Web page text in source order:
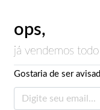
ops,
já vendemos
Gostaria de ser